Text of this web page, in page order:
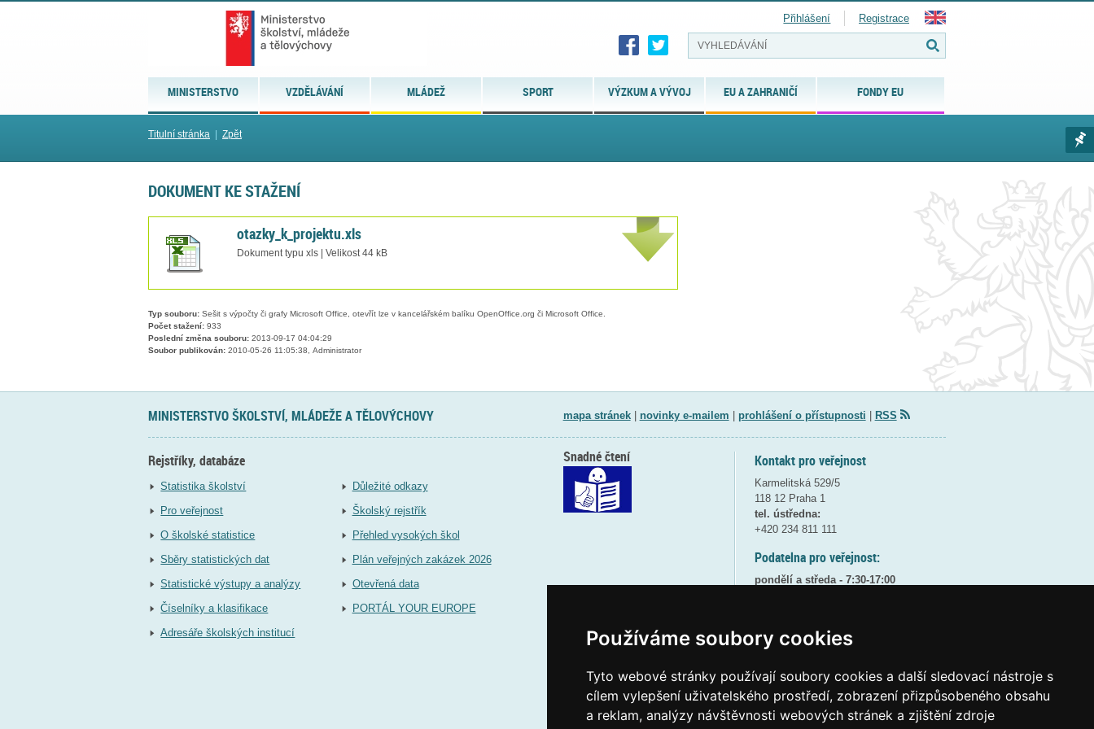
Používáme soubory cookies
Tyto webové stránky používají soubory cookies a další sledovací nástroje s
cílem vylepšení uživatelského prostředí, zobrazení přizpůsobeného obsahu
a reklam, analýzy návštěvnosti webových stránek a zjištění zdroje
MINISTERSTVO VZDĚLÁVÁNÍ MLÁDEŽ SPORT VÝZKUM A VÝVOJ EU A ZAHRANIČÍ FONDY EU
Přihlášení Registrace
Titulní stránka Zpět
DOKUMENT KE STAŽENÍ
otazky_k_projektu.xls
Dokument typu xls | Velikost 44 kB
Typ souboru: Sešit s výpočty či grafy Microsoft Office, otevřít lze v kancelářském balíku OpenOffice.org či Microsoft Office.
Počet stažení: 933
Poslední změna souboru: 2013-09-17 04:04:29
Soubor publikován: 2010-05-26 11:05:38, Administrator
MINISTERSTVO ŠKOLSTVÍ, MLÁDEŽE A TĚLOVÝCHOVY mapa stránek| novinky e-mailem prohlášení o přístupnosti RSS
Rejstříky, databáze
Statistika školství
Pro veřejnost
O školské statistice
Sběry statistických dat
Statistické výstupy a analýzy
Číselníky a klasifikace
Adresáře školských institucí
Důležité odkazy
Školský rejstřík
Přehled vysokých škol
Plán veřejných zakázek 2026
Otevřená data
PORTÁL YOUR EUROPE
Kontakt pro veřejnost
Karmelitská 529/5
118 12 Praha 1
tel. ústředna:
+420 234 811 111
Podatelna pro veřejnost:
pondělí a středa - 7:30-17:00
8:30 - 9:30 - bezpečnostní přestávka
Elektronická podatelna:
posta@msmtgov cz
Snadné čtení